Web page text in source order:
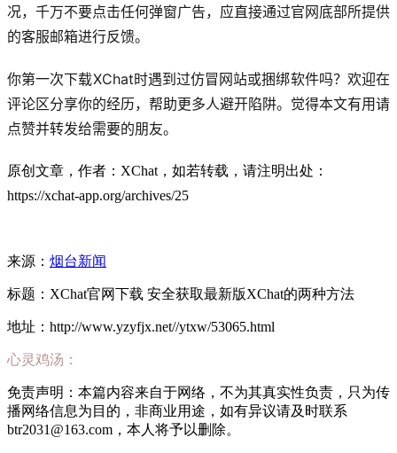
况，千万不要点击任何弹窗广告，应直接通过官网底部所提供
的客服邮箱进行反馈。
你第一次下载XChat时遇到过仿冒网站或捆绑软件吗？欢迎在
评论区分享你的经历，帮助更多人避开陷阱。觉得本文有用请
点赞并转发给需要的朋友。
原创文章，作者：XChat，如若转载，请注明出处：
https://xchat-app.org/archives/25
来源： 烟台新闻
标题：XChat官网下载 安全获取最新版XChat的两种方法
地址：http://www.yzyfjx.net//ytxw/53065.html
心灵鸡汤：
免责声明：本篇内容来自于网络，不为其真实性负责，只为传
播网络信息为目的，非商业用途，如有异议请及时联系
btr2031@163.com，本人将予以删除。